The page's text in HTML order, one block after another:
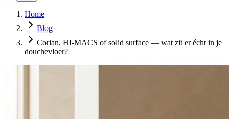
Home
Blog
Corian, HI-MACS of solid surface — wat zit er écht in je
douchevloer?